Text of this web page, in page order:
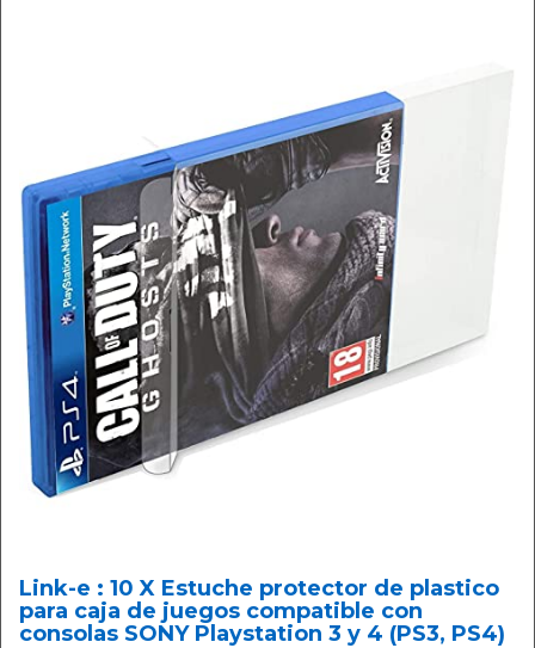
Link-e : 10 X Estuche protector de plastico
para caja de juegos compatible con
consolas SONY Playstation 3 y 4 (PS3, PS4)